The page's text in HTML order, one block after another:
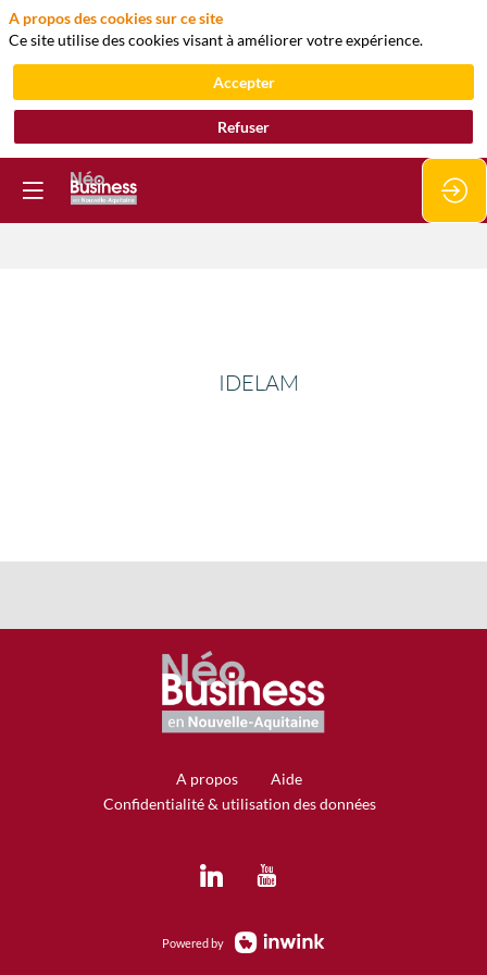
IDELAM
IDELAM
A propos
Aide
Confidentialité & utilisation des données
Powered by
A propos des cookies sur ce site
Ce site utilise des cookies visant à améliorer votre expérience.
Accepter
Refuser